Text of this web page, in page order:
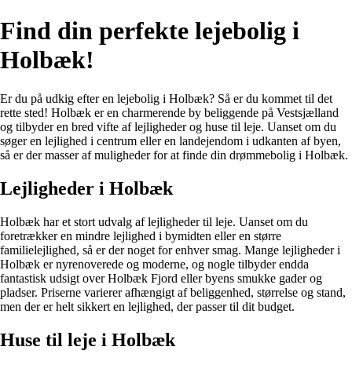
Find din perfekte lejebolig i
Holbæk!
Er du på udkig efter en lejebolig i Holbæk? Så er du kommet til det
rette sted! Holbæk er en charmerende by beliggende på Vestsjælland
og tilbyder en bred vifte af lejligheder og huse til leje. Uanset om du
søger en lejlighed i centrum eller en landejendom i udkanten af byen,
så er der masser af muligheder for at finde din drømmebolig i Holbæk.
Lejligheder i Holbæk
Holbæk har et stort udvalg af lejligheder til leje. Uanset om du
foretrækker en mindre lejlighed i bymidten eller en større
familielejlighed, så er der noget for enhver smag. Mange lejligheder i
Holbæk er nyrenoverede og moderne, og nogle tilbyder endda
fantastisk udsigt over Holbæk Fjord eller byens smukke gader og
pladser. Priserne varierer afhængigt af beliggenhed, størrelse og stand,
men der er helt sikkert en lejlighed, der passer til dit budget.
Huse til leje i Holbæk